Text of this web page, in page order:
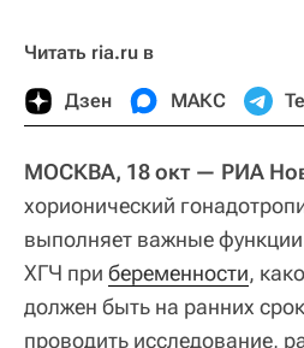
Читать ria.ru в
Дзен МАКС
МОСКВА, 18 окт — РИА
хорионический
выполняет важные
ХГЧ при беременности,
должен быть на ранних
проводить исследование,